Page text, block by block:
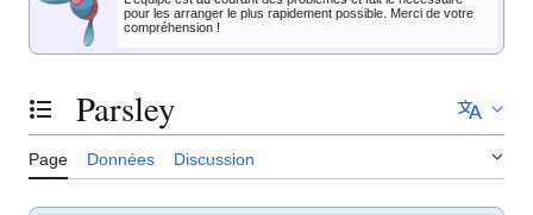
pour les arranger le plus rapidement possible. Merci de votre
compréhension !
Basculer la table des matières
Parsley
Page Données Discussion